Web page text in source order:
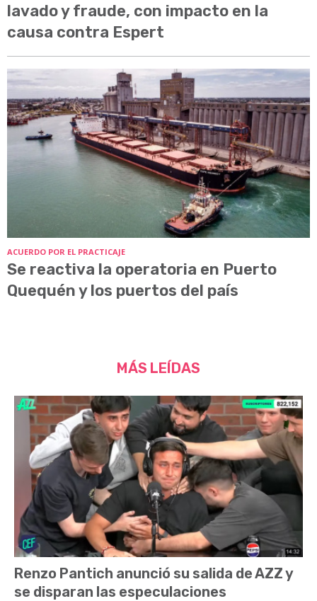
lavado y fraude, con impacto en la
causa contra Espert
ACUERDO POR EL PRACTICAJE
Se reactiva la operatoria en Puerto
Quequén y los puertos del país
MÁS LEÍDAS
Renzo Pantich anunció su salida de AZZ y
se disparan las especulaciones